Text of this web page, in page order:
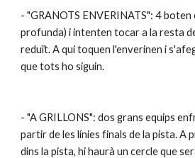
- "GRANOTS ENVERINATS": 4
profunda) i intenten tocar a la resta
reduït. A qui toquen l'enverinen i
que tots ho siguin.
- "A GRILLONS": dos grans equips
partir de les línies finals de la pista. A
dins la pista, hi haurà un cercle que